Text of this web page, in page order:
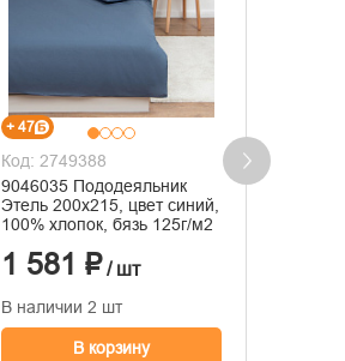
+ 47
Код: 2749388
9046035 Пододеяльник
Этель 200х215, цвет синий,
100% хлопок, бязь 125г/м2
1 581 ₽/ шт
В наличии 2 шт
В корзину